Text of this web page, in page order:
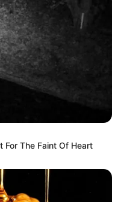
For The Faint Of Heart